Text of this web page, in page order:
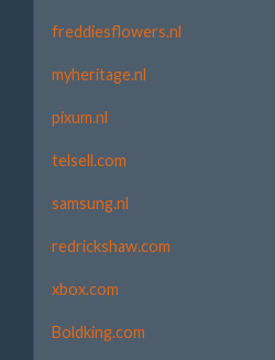
freddiesflowers.nl
myheritage.nl
pixum.nl
telsell.com
samsung.nl
redrickshaw.com
xbox.com
Boldking.com